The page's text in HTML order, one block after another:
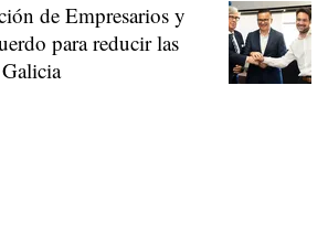
de Empresarios y
para reducir las